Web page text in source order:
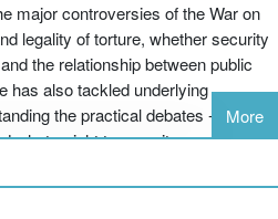
major controversies of the War on
legality of torture, whether security
the relationship between public
has also tackled underlying
the practical debates -
what a right to security would entail.
work on these issues, including
unpublished essays. It
More